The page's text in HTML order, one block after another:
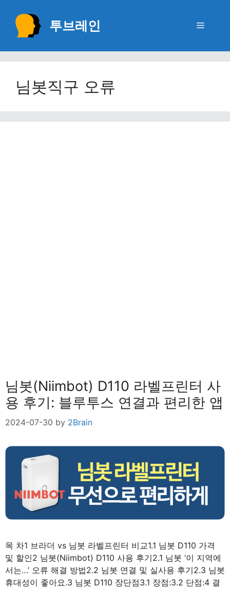
content
투브레인 Menu
님봇직구 오류
님봇(Niimbot) D110 라벨프린터 사
용 후기: 블루투스 연결과 편리한 앱
2024-07-30 by 2Brain
목 차1 브라더 vs 님봇 라벨프린터 비교1.1 님봇 D110 가격
및 할인2 님봇(Niimbot) D110 사용 후기2.1 님봇 ‘이 지역에
서는…’ 오류 해결 방법2.2 님봇 연결 및 실사용 후기2.3 님봇
휴대성이 좋아요.3 님봇 D110 장단점3.1 장점:3.2 단점:4 결